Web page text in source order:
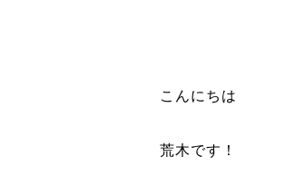
こんにちは
荒木です！